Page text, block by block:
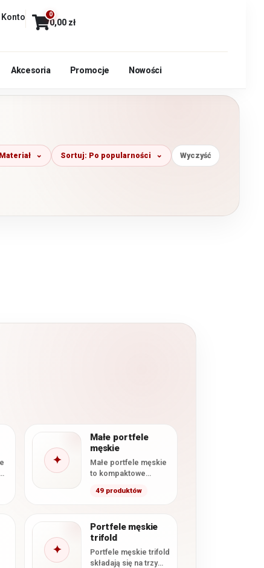
Konto 0
0,00 zł
Akcesoria Promocje Nowości
Materiał Sortuj: Po popularności Wyczyść
✦
Małe portfele
męskie
Małe portfele męskie
to kompaktowe
przeznaczone dla
najpotrzebniejsze
karty, banknoty…
49 produktów
✦
Portfele męskie
trifold
Portfele męskie trifold
składają się na trzy